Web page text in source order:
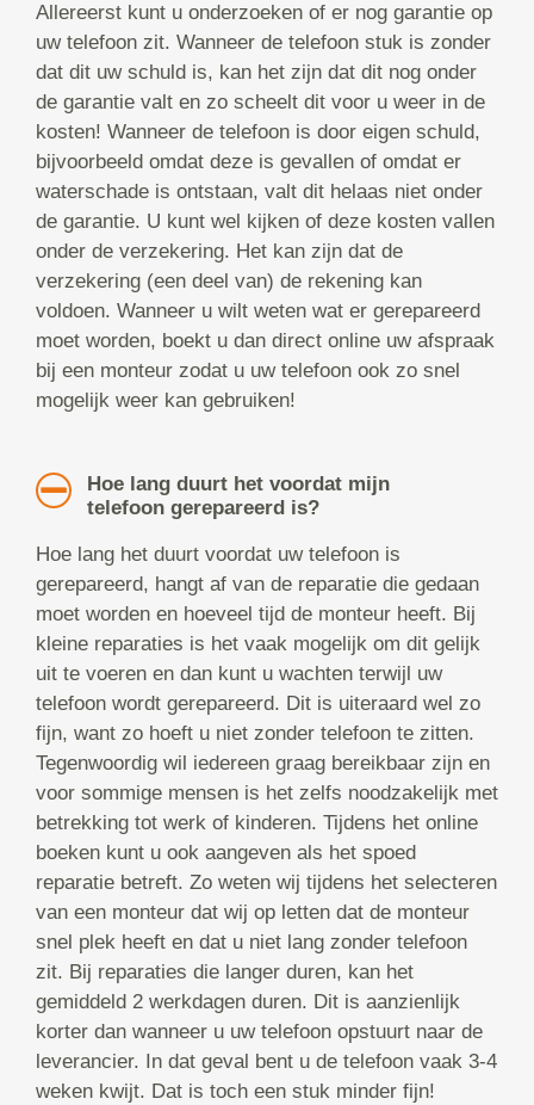
Allereerst kunt u onderzoeken of er nog garantie op
uw telefoon zit. Wanneer de telefoon stuk is zonder
dat dit uw schuld is, kan het zijn dat dit nog onder
de garantie valt en zo scheelt dit voor u weer in de
kosten! Wanneer de telefoon is door eigen schuld,
bijvoorbeeld omdat deze is gevallen of omdat er
waterschade is ontstaan, valt dit helaas niet onder
de garantie. U kunt wel kijken of deze kosten vallen
onder de verzekering. Het kan zijn dat de
verzekering (een deel van) de rekening kan
voldoen. Wanneer u wilt weten wat er gerepareerd
moet worden, boekt u dan direct online uw afspraak
bij een monteur zodat u uw telefoon ook zo snel
mogelijk weer kan gebruiken!
Hoe lang duurt het voordat mijn
telefoon gerepareerd is?
Hoe lang het duurt voordat uw telefoon is
gerepareerd, hangt af van de reparatie die gedaan
moet worden en hoeveel tijd de monteur heeft. Bij
kleine reparaties is het vaak mogelijk om dit gelijk
uit te voeren en dan kunt u wachten terwijl uw
telefoon wordt gerepareerd. Dit is uiteraard wel zo
fijn, want zo hoeft u niet zonder telefoon te zitten.
Tegenwoordig wil iedereen graag bereikbaar zijn en
voor sommige mensen is het zelfs noodzakelijk met
betrekking tot werk of kinderen. Tijdens het online
boeken kunt u ook aangeven als het spoed
reparatie betreft. Zo weten wij tijdens het selecteren
van een monteur dat wij op letten dat de monteur
snel plek heeft en dat u niet lang zonder telefoon
zit. Bij reparaties die langer duren, kan het
gemiddeld 2 werkdagen duren. Dit is aanzienlijk
korter dan wanneer u uw telefoon opstuurt naar de
leverancier. In dat geval bent u de telefoon vaak 3-4
weken kwijt. Dat is toch een stuk minder fijn!